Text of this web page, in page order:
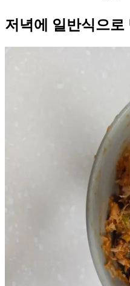
저녁에 일반식으